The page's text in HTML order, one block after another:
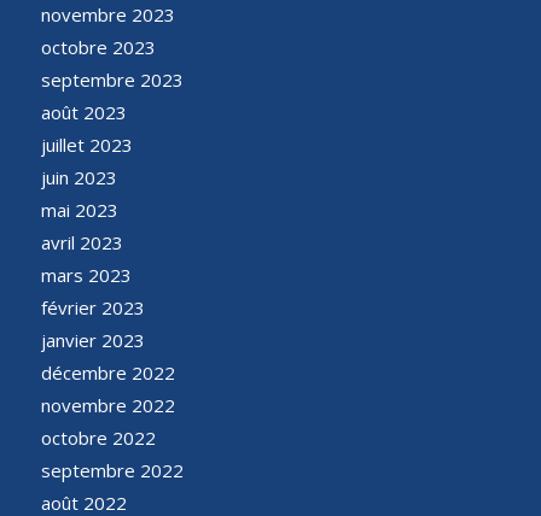
novembre 2023
octobre 2023
septembre 2023
août 2023
juillet 2023
juin 2023
mai 2023
avril 2023
mars 2023
février 2023
janvier 2023
décembre 2022
novembre 2022
octobre 2022
septembre 2022
août 2022